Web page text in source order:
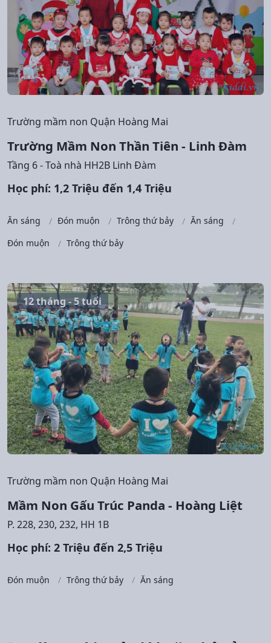
Trường mầm non Quận Hoàng Mai
Trường Mầm Non Thần Tiên - Linh Đàm
Tầng 6 - Toà nhà HH2B Linh Đàm
Học phí: 1,2 Triệu đến 1,4 Triệu
Ăn sáng Đón muộn Trông thứ bảy
Ăn sáng
Đón muộn
Trông thứ bảy
12 tháng - 5 tuổi
Trường mầm non Quận Hoàng Mai
Mầm Non Gấu Trúc Panda - Hoàng Liệt
P. 228, 230, 232, HH 1B
Học phí: 2 Triệu đến 2,5 Triệu
Đón muộn Trông thứ bảy Ăn sáng